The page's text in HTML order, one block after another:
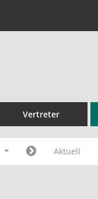
Vertreter
Aktuell